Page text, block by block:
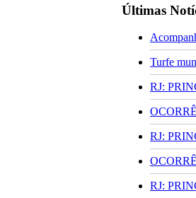
Últimas
Turfe
RJ:
RJ:
RJ: